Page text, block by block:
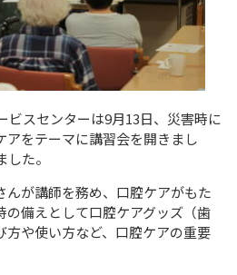
ビスセンターは9月13日、災害時に
アをテーマに講習会を開きまし
た。
が講師を務め、口腔ケアがもた
の備えとして口腔ケアグッズ（歯
方や使い方など、口腔ケアの重要